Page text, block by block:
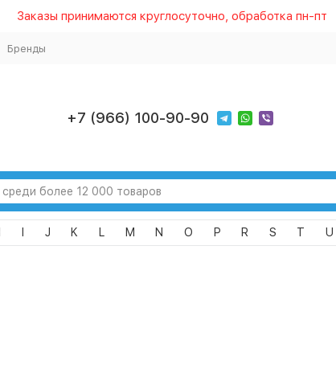
Заказы принимаются круглосуточно, обработка пн-пт
Бренды
+7 (966) 100-90-90
J K L M N O P R S T U